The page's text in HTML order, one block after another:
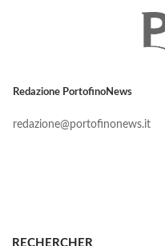
Redazione PortofinoNews
redazione@portofinonews.it
RECHERCHER